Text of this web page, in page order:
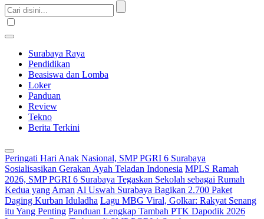
Surabaya Raya
Pendidikan
Beasiswa dan Lomba
Loker
Panduan
Review
Tekno
Berita Terkini
Peringati Hari Anak Nasional, SMP PGRI 6 Surabaya
Sosialisasikan Gerakan Ayah Teladan Indonesia MPLS Ramah
2026, SMP PGRI 6 Surabaya Tegaskan Sekolah sebagai Rumah
Kedua yang Aman Al Uswah Surabaya Bagikan 2.700 Paket
Daging Kurban Iduladha Lagu MBG Viral, Golkar: Rakyat Senang
itu Yang Penting Panduan Lengkap Tambah PTK Dapodik 2026